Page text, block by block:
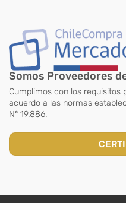
Somos Proveedores
Cumplimos con los requisitos
acuerdo a las normas
N° 19.886.